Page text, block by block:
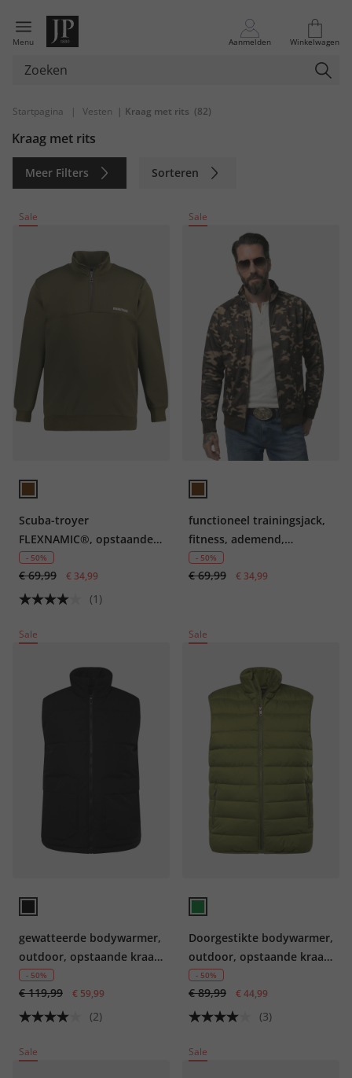
Menu Aanmelden Winkelwagen
Startpagina | Vesten | Kraag met rits (82)
Kraag met rits
Meer Filters Sorteren
Sale
Scuba-troyer
FLEXNAMIC®, opstaande
kraag met rits, 2 zakken
- 50%
€ 69,99 € 34,99
(1)
Sale
functioneel trainingsjack,
fitness, ademend,
camouflage, tot 7XL
- 50%
€ 69,99 € 34,99
Sale
gewatteerde bodywarmer,
outdoor, opstaande kraag,
rits, tot 8 XL
- 50%
€ 119,99 € 59,99
(2)
Sale
Doorgestikte bodywarmer,
outdoor, opstaande kraag,
rits, tot 8 XL
- 50%
€ 89,99 € 44,99
(3)
Sale Sale